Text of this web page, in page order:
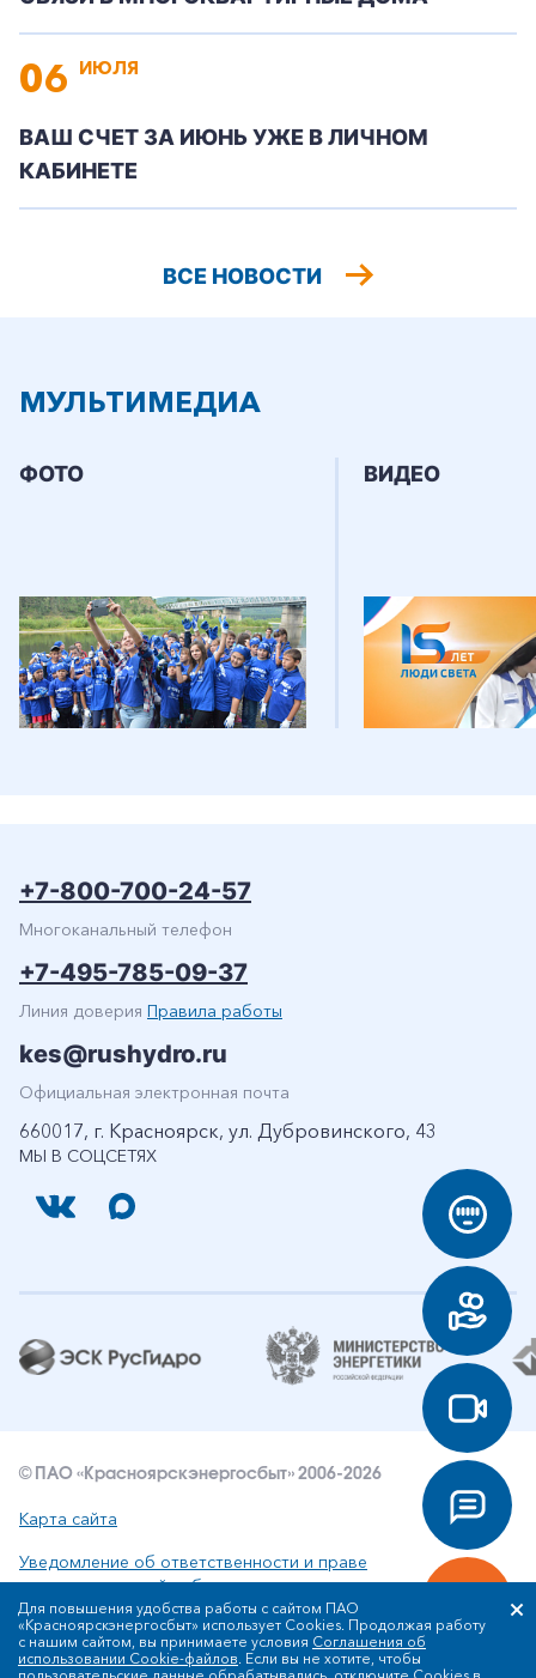
06 ИЮЛЯ
ВАШ СЧЕТ ЗА ИЮНЬ УЖЕ В ЛИЧНОМ
КАБИНЕТЕ
ВСЕ НОВОСТИ
МУЛЬТИМЕДИА
ФОТО ВИДЕО
МЫ В СОЦСЕТЯХ
+7-800-700-24-57
Многоканальный телефон
+7-495-785-09-37
Линия доверия Правила работы
kes@rushydro.ru
Официальная электронная почта
660017, г. Красноярск, ул. Дубровинского, 43
© ПАО «Красноярскэнергосбыт» 2006-2026
Карта сайта
Уведомление об ответственности и праве
интеллектуальной собственности
Политика ПАО «Красноярскэнергосбыт» в отношении
обработки персональных данных
Для повышения удобства работы с сайтом ПАО
«Красноярскэнергосбыт» использует Cookies. Продолжая работу
с нашим сайтом, вы принимаете условия Соглашения об
использовании Cookie-файлов. Если вы не хотите, чтобы